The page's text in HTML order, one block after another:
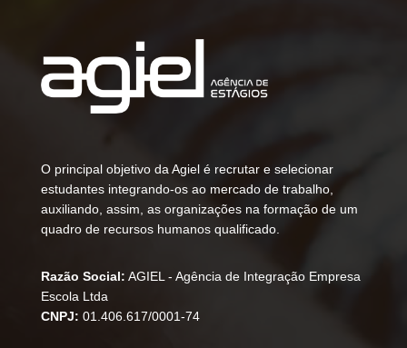
O principal objetivo da Agiel é recrutar e selecionar
estudantes integrando-os ao mercado de trabalho,
auxiliando, assim, as organizações na formação de um
quadro de recursos humanos qualificado.
Razão Social: AGIEL - Agência de Integração Empresa
Escola Ltda
CNPJ: 01.406.617/0001-74